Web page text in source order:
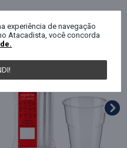
PRODUTO,
experiência de navegação
Atacadista, você concorda